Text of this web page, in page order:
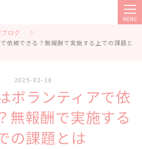
MENU
ログ
依頼できる？無報酬で実施する上での課題と
2025-02-18
ボランティアで依
無報酬で実施する
の課題とは